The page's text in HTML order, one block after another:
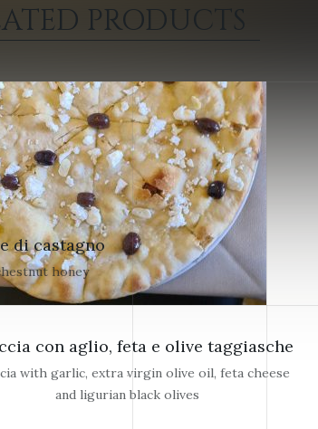
PRODUCTS
di castagno
honey
con aglio, feta e olive taggiasche
with garlic, extra virgin olive oil, feta cheese
and ligurian black olives